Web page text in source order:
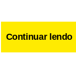
Continuar lendo